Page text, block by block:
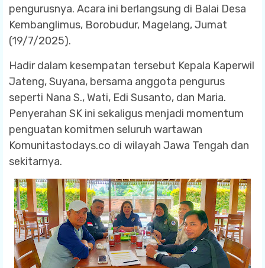
pengurusnya. Acara ini berlangsung di Balai Desa
Kembanglimus, Borobudur, Magelang, Jumat
(19/7/2025).
Hadir dalam kesempatan tersebut Kepala Kaperwil
Jateng, Suyana, bersama anggota pengurus
seperti Nana S., Wati, Edi Susanto, dan Maria.
Penyerahan SK ini sekaligus menjadi momentum
penguatan komitmen seluruh wartawan
Komunitastodays.co di wilayah Jawa Tengah dan
sekitarnya.